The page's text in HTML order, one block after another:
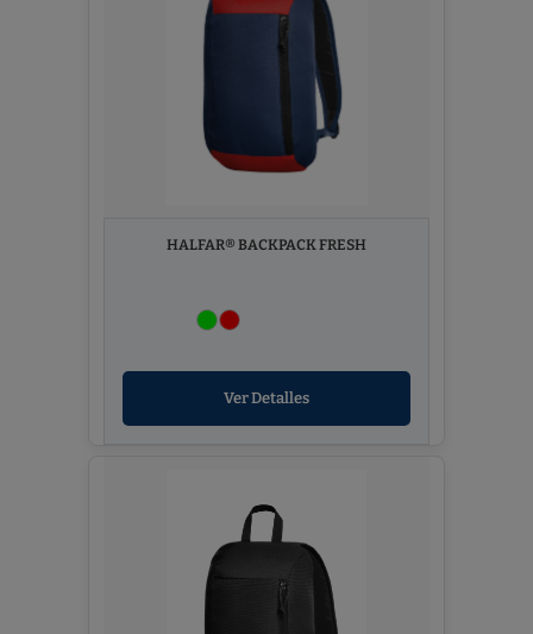
HALFAR® BACKPACK FRESH
Ver Detalles